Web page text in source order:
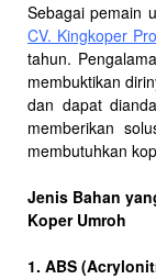
Sebagai pemain
CV. Kingkoper
tahun.
membuktikan
dan dapat
memberikan
membutuhkan
Jenis Bahan
Koper Umroh
1. ABS